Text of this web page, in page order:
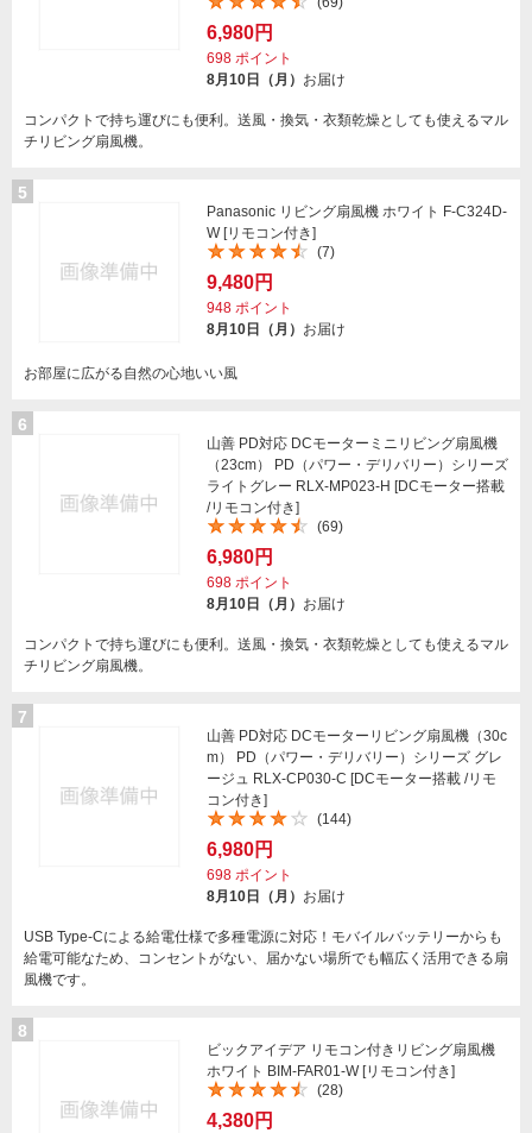
6,980円
698 ポイント
8月10日（月） お届け
コンパクトで持ち運びにも便利。送風・換気・衣類乾燥としても使えるマル
チリビング扇風機。
5
Panasonic リビング扇風機 ホワイト F-C324D-
W [リモコン付き]
(7)
9,480円
948 ポイント
8月10日（月） お届け
お部屋に広がる自然の心地いい風
6
山善 PD対応 DCモーターミニリビング扇風機
（23cm） PD（パワー・デリバリー）シリーズ
ライトグレー RLX-MP023-H [DCモーター搭載
/リモコン付き]
(69)
6,980円
698 ポイント
8月10日（月） お届け
コンパクトで持ち運びにも便利。送風・換気・衣類乾燥としても使えるマル
チリビング扇風機。
7
山善 PD対応 DCモーターリビング扇風機（30c
m） PD（パワー・デリバリー）シリーズ グレ
ージュ RLX-CP030-C [DCモーター搭載 /リモ
コン付き]
(144)
6,980円
698 ポイント
8月10日（月） お届け
USB Type-Cによる給電仕様で多種電源に対応！モバイルバッテリーからも
給電可能なため、コンセントがない、届かない場所でも幅広く活用できる扇
風機です。
8
ビックアイデア リモコン付きリビング扇風機
ホワイト BIM-FAR01-W [リモコン付き]
(28)
4,380円